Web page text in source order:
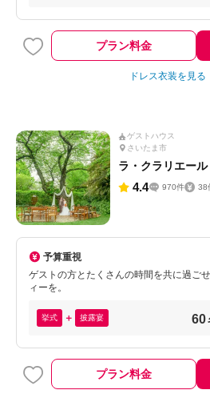
プラン料金
ドレス衣装を見る
ゲストハウス
さいたま市
ラ・クラリエール
4.4 970件 38
予算重視
ゲストの方とたくさんの時間を共に過ご
ィーを。
挙式 披露宴 60
プラン料金